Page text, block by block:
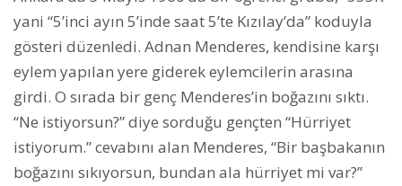
yani “5’inci ayın 5’inde saat 5’te Kızılay’da” koduyla
gösteri düzenledi. Adnan Menderes, kendisine karşı
eylem yapılan yere giderek eylemcilerin arasına
girdi. O sırada bir genç Menderes’in boğazını sıktı.
“Ne istiyorsun?” diye sorduğu gençten “Hürriyet
istiyorum.” cevabını alan Menderes, “Bir başbakanın
boğazını sıkıyorsun, bundan ala hürriyet mi var?”